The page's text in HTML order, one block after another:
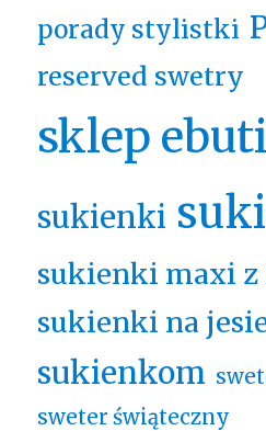
porady stylistki
reserved swetry
sklep
sukienki
sukienki maxi z
sukienki na
sukienkom
sweter świąteczny